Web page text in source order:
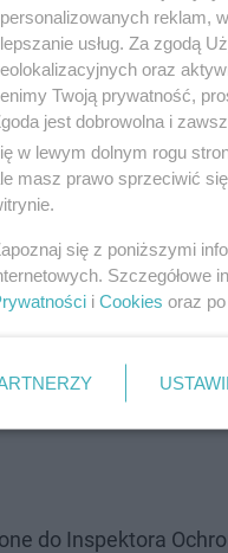
prokuratura rozbiła
do Inspektora
reklam,
usług. Za zgodą
oraz
Twoją prywatność,
jest dobrowolna i
w lewym dolnym rogu
masz prawo sprzeciwić
się z poniższymi
Szczegółowe
i Cookies oraz